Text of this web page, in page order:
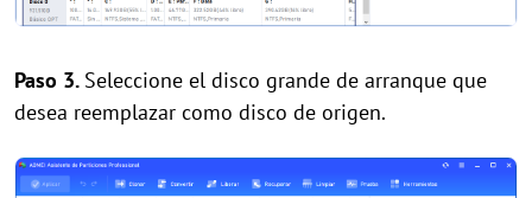
Paso 3. Seleccione el disco grande de arranque que
desea reemplazar como disco de origen.